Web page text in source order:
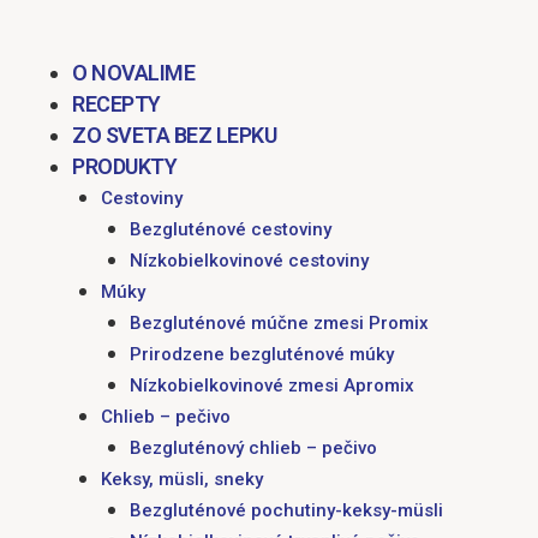
O NOVALIME
RECEPTY
ZO SVETA BEZ LEPKU
PRODUKTY
Cestoviny
Bezgluténové cestoviny
Nízkobielkovinové cestoviny
Múky
Bezgluténové múčne zmesi Promix
Prirodzene bezgluténové múky
Nízkobielkovinové zmesi Apromix
Chlieb – pečivo
Bezgluténový chlieb – pečivo
Keksy, müsli, sneky
Bezgluténové pochutiny-keksy-müsli